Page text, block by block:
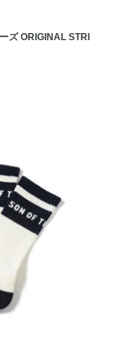
ズ ORIGINAL STRI